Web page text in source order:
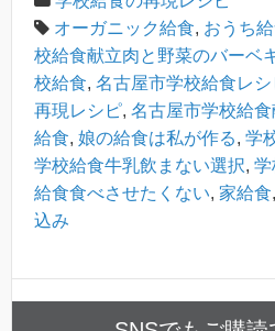
オーガニック給食, おうち
校給食献立肉と野菜のバーベ
校給食, 名古屋市学校給食レシ
再現レシピ, 名古屋市学校給食
給食, 娘の給食は私が作る, 学
学校給食牛乳飲まない選択, 学
給食食べさせたくない, 家給食,
込み